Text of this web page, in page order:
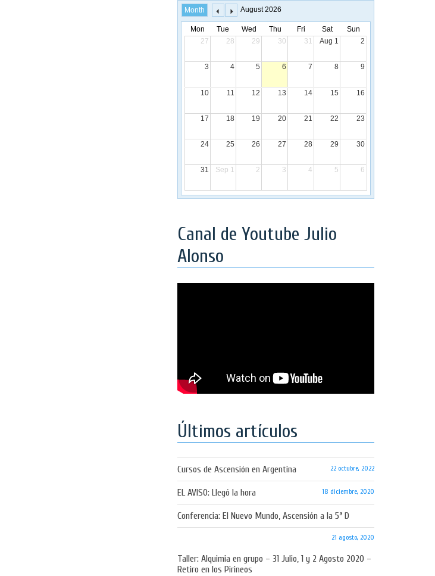
Month August 2026
Mon Tue Wed Thu Fri Sat
Sun
27
28 29 30 31 Aug 1 2
3 4 5 6 7 8 9
10 11 12 13 14 15 16
17 18 19 20 21 22 23
24 25 26 27 28 29 30
31 Sep 1 2 3 4 5 6
Canal de Youtube Julio
Alonso
Últimos artículos
Cursos de Ascensión en Argentina 22 octubre, 2022
EL AVISO: Llegó la hora 18 diciembre, 2020
Conferencia: El Nuevo Mundo, Ascensión a la 5ª D
21 agosto, 2020
Taller: Alquimia en grupo – 31 Julio, 1 y 2 Agosto 2020 –
Retiro en los Pirineos